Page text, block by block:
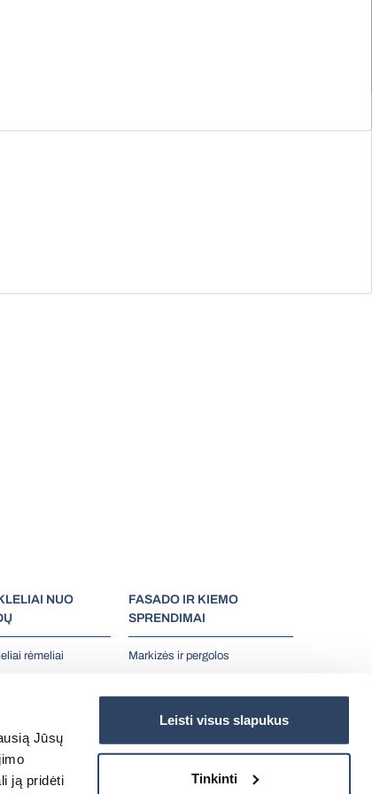
Jūsų
ją pridėti
Leisti visus slapukus
Tinkinti
NUO
rėmeliai
tinkleliai
FASADO IR KIEMO
SPRENDIMAI
Markizės ir pergolos
Fasado ir apsauginės žaliuzės
Grotos